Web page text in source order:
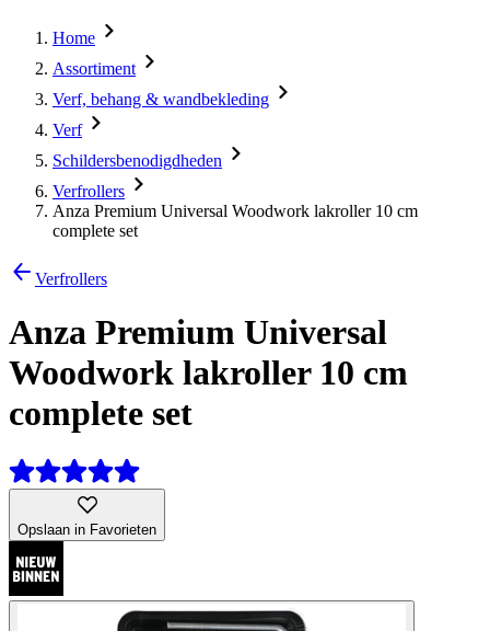
Home
Assortiment
Verf, behang & wandbekleding
Verf
Schildersbenodigdheden
Verfrollers
Anza Premium Universal Woodwork lakroller 10 cm
complete set
Verfrollers
Anza Premium Universal
Woodwork lakroller 10 cm
complete set
Opslaan in Favorieten